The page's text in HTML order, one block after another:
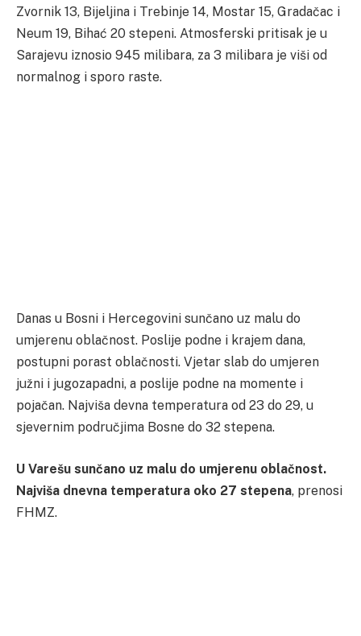
Zvornik 13, Bijeljina i Trebinje 14, Mostar 15, Gradačac i
Neum 19, Bihać 20 stepeni. Atmosferski pritisak je u
Sarajevu iznosio 945 milibara, za 3 milibara je viši od
normalnog i sporo raste.
Danas u Bosni i Hercegovini sunčano uz malu do
umjerenu oblačnost. Poslije podne i krajem dana,
postupni porast oblačnosti. Vjetar slab do umjeren
južni i jugozapadni, a poslije podne na momente i
pojačan. Najviša devna temperatura od 23 do 29, u
sjevernim područjima Bosne do 32 stepena.
U Varešu sunčano uz malu do umjerenu oblačnost.
Najviša dnevna temperatura oko 27 stepena, prenosi
FHMZ.